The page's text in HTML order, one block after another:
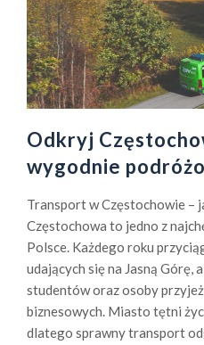
g
u
l
a
r
e
b
d
a
n
i
a
k
i
Odkryj
wygodnie
Transport w Częstochowie –
Częstochowa to jedno z
Polsce. Każdego roku
udających się na Jasną Górę,
studentów oraz osoby
biznesowych. Miasto tętni
dlatego sprawny transport